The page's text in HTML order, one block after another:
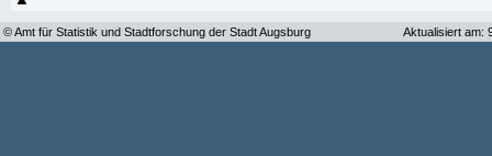
© Amt für Statistik und Stadtforschung der Stadt Augsburg Aktualisiert am: